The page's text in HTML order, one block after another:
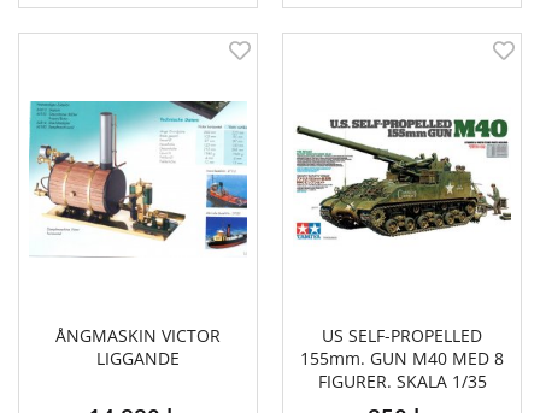
ÅNGMASKIN VICTOR
LIGGANDE
US SELF-PROPELLED
155mm. GUN M40 MED 8
FIGURER. SKALA 1/35